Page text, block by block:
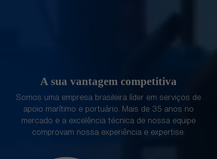
A sua vantagem competitiva
Somos uma empresa brasileira líder em serviços de
apoio marítimo e portuário. Mais de 35 anos no
mercado e a excelência técnica de nossa equipe
comprovam nossa experiência e expertise.